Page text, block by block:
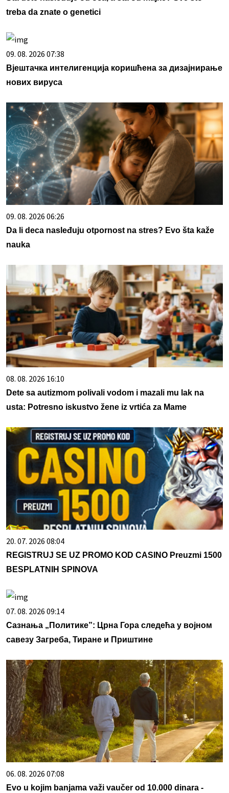
treba da znate o genetici
09. 08. 2026 07:38
Вјештачка интелигенција коришћена за дизајнирање
нових вируса
09. 08. 2026 06:26
Da li deca nasleđuju otpornost na stres? Evo šta kaže
nauka
08. 08. 2026 16:10
Dete sa autizmom polivali vodom i mazali mu lak na
usta: Potresno iskustvo žene iz vrtića za Mame
20. 07. 2026 08:04
REGISTRUJ SE UZ PROMO KOD CASINO Preuzmi 1500
BESPLATNIH SPINOVA
07. 08. 2026 09:14
Сазнања „Политике”: Црна Гора следећа у војном
савезу Загреба, Тиране и Приштине
06. 08. 2026 07:08
Evo u kojim banjama važi vaučer od 10.000 dinara -